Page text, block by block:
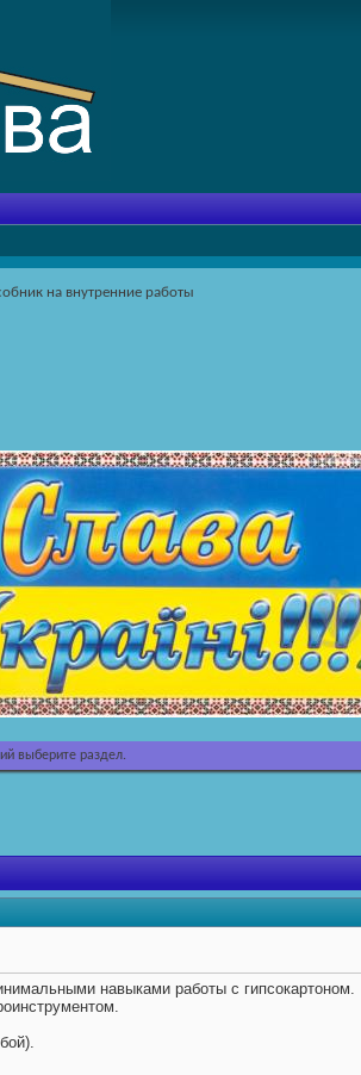
на внутренние работы
выберите раздел.
навыками работы с гипсокартоном.